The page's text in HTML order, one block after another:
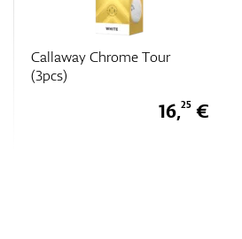
Callaway Chrome Soft X LS
2022 (3pcs)
16,25€